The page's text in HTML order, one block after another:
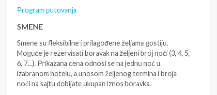
Program putovanja
SMENE
Smene su fleksibilne i prilagođene željama gostiju.
Moguće je rezervisati boravak na željeni broj noći (3, 4, 5,
6, 7…). Prikazana cena odnosi se na jednu noć u
izabranom hotelu, a unosom željenog termina i broja
noći na sajtu dobijate ukupan iznos boravka.